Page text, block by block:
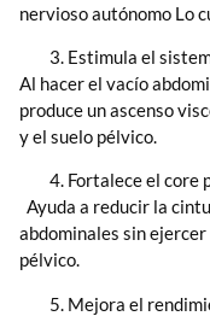
nervioso autónomo Lo
Estimula el
Al hacer el vacío
produce un ascenso
y el suelo pélvico.
Fortalece el core
Ayuda a reducir la
abdominales sin
pélvico.
Mejora el